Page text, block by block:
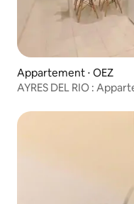
Appartement ⋅ OEZ
AYRES DEL RIO :